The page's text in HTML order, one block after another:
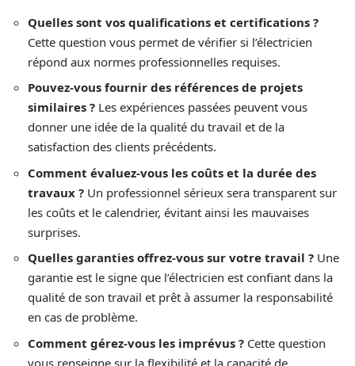
Quelles sont vos qualifications et certifications ?
Cette question vous permet de vérifier si l’électricien
répond aux normes professionnelles requises.
Pouvez-vous fournir des références de projets
similaires ? Les expériences passées peuvent vous
donner une idée de la qualité du travail et de la
satisfaction des clients précédents.
Comment évaluez-vous les coûts et la durée des
travaux ? Un professionnel sérieux sera transparent sur
les coûts et le calendrier, évitant ainsi les mauvaises
surprises.
Quelles garanties offrez-vous sur votre travail ? Une
garantie est le signe que l’électricien est confiant dans la
qualité de son travail et prêt à assumer la responsabilité
en cas de problème.
Comment gérez-vous les imprévus ? Cette question
vous renseigne sur la flexibilité et la capacité de